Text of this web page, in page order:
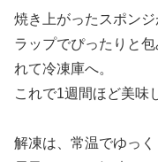
焼き上がったスポン
ラップでぴったりと
れて冷凍庫へ。
これで1週間ほど美味
解凍は、常温でゆっく